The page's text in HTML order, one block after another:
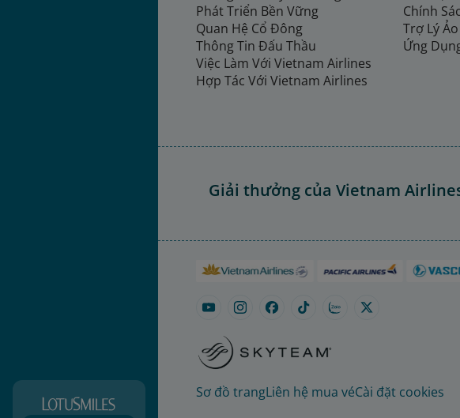
Phát Triển Bền Vững
Quan Hệ Cổ Đông
Thông Tin Đấu Thầu
Việc Làm Với Vietnam Airlines
Hợp Tác Với Vietnam Airlines
Chính
Trợ Lý
Ứng
Giải thưởng của Vietnam
Sơ đồ trangLiên hệ mua véCài đặt cookies